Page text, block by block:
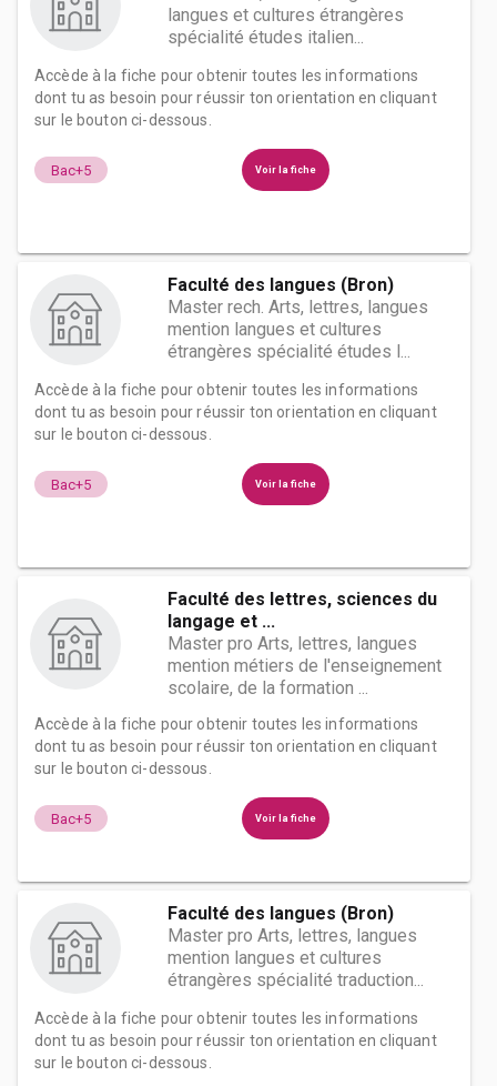
langues et cultures étrangères
spécialité études italien...
Accède à la fiche pour obtenir toutes les informations
dont tu as besoin pour réussir ton orientation en cliquant
sur le bouton ci-dessous.
Bac+5 Voir la fiche
Faculté des langues (Bron)
Master rech. Arts, lettres, langues
mention langues et cultures
étrangères spécialité études l...
Accède à la fiche pour obtenir toutes les informations
dont tu as besoin pour réussir ton orientation en cliquant
sur le bouton ci-dessous.
Bac+5 Voir la fiche
Faculté des lettres, sciences du
langage et ...
Master pro Arts, lettres, langues
mention métiers de l'enseignement
scolaire, de la formation ...
Accède à la fiche pour obtenir toutes les informations
dont tu as besoin pour réussir ton orientation en cliquant
sur le bouton ci-dessous.
Bac+5 Voir la fiche
Faculté des langues (Bron)
Master pro Arts, lettres, langues
mention langues et cultures
étrangères spécialité traduction...
Accède à la fiche pour obtenir toutes les informations
dont tu as besoin pour réussir ton orientation en cliquant
sur le bouton ci-dessous.